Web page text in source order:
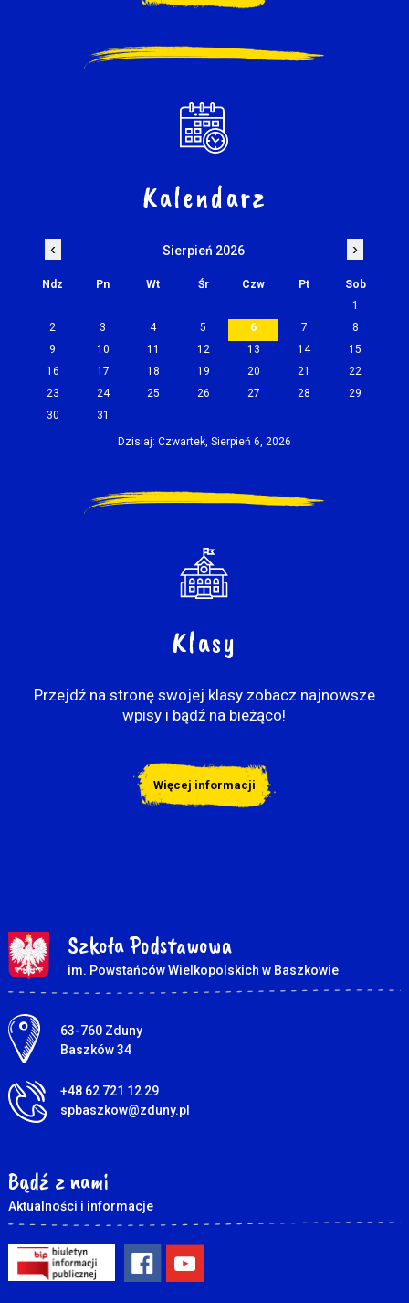
Kalendarz
‹ Sierpień 2026 ›
Ndz Pn Wt Śr Czw Pt
Sob
1
2
3 4 5 6 7
8
9
10 11 12 13 14
15
16
17 18 19 20 21
22
23
24 25 26 27 28
29
30
31
Dzisiaj: Czwartek, Sierpień 6, 2026
Klasy
Przejdź na stronę swojej klasy zobacz najnowsze
wpisy i bądź na bieżąco!
Więcej informacji
Szkoła Podstawowa
im. Powstańców Wielkopolskich w Baszkowie
Adres pocztowy:
63-760 Zduny
Baszków 34
+48 62 721 12 29
spbaszkow@zduny.pl
Bądź z nami
Aktualności i informacje